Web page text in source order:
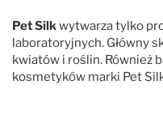
Pet Silkwytwarza tylko
laboratoryjnych. Główny
kwiatów i roślin. Również
kosmetyków marki Pet